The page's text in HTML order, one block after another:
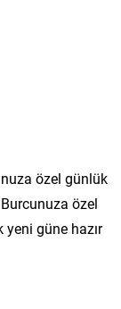
özel günlük
özel
güne hazır